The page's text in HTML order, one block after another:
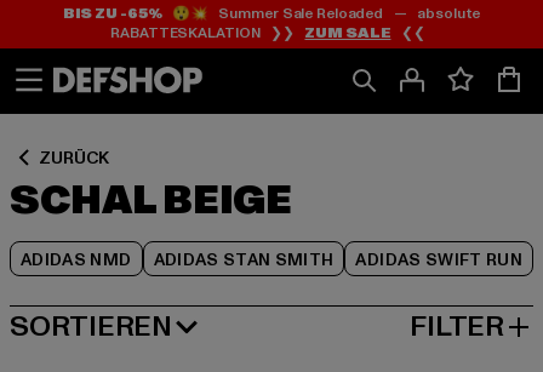
Zum
Inhalt
springen
Zum
Fußzeile
springen
BIS ZU -65%😲💥 Summer Sale Reloaded — absolute
RABATTESKALATION ❯❯ ZUM SALE ❮❮
ZURÜCK
SCHAL BEIGE
ADIDAS NMD ADIDAS STAN SMITH ADIDAS SWIFT RUN
Zum
Produktraster
springen
SORTIEREN
BELIEBTESTE FILTER